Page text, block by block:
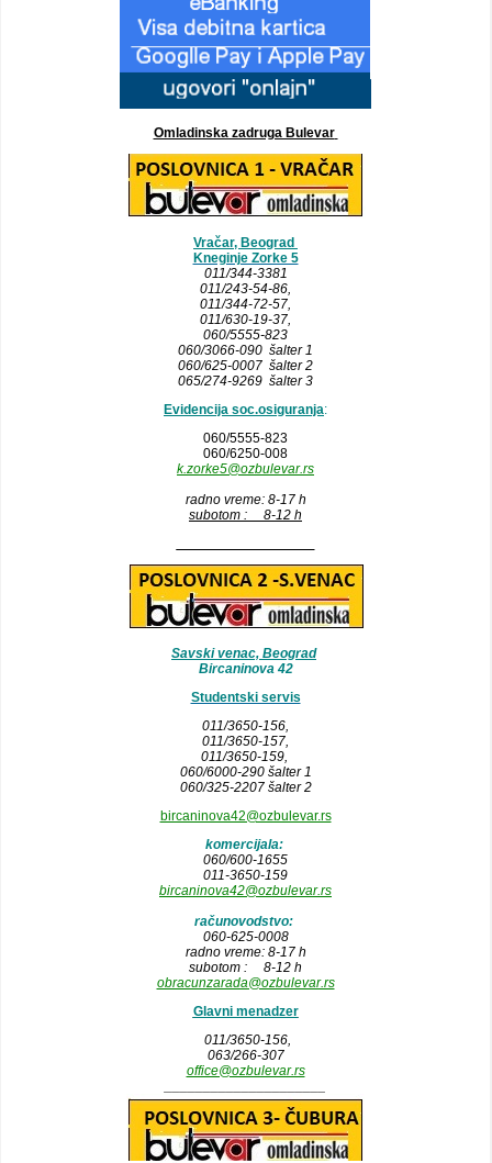
Omladinska zadruga Bulevar
Vračar, Beograd
Kneginje Zorke 5
011/344-3381
011/243-54-86,
011/344-72-57,
011/630-19-37,
060/5555-823
060/3066-090 šalter 1
060/625-0007 šalter 2
065/274-9269 šalter 3
Evidencija soc.osiguranja:
060/5555-823
060/6250-008
k.zorke5@ozbulevar.rs
radno vreme: 8-17 h
subotom : 8-12 h
Savski venac, Beograd
Bircaninova 42
Studentski servis
011/3650-156,
011/3650-157,
011/3650-159,
060/6000-290 šalter 1
060/325-2207 šalter 2
bircaninova42@ozbulevar.rs
komercijala:
060/600-1655
011-3650-159
bircaninova42@ozbulevar.rs
računovodstvo:
060-625-0008
radno vreme: 8-17 h
subotom : 8-12 h
obracunzarada@ozbulevar.rs
Glavni menadzer
011/3650-156,
063/266-307
office@ozbulevar.rs